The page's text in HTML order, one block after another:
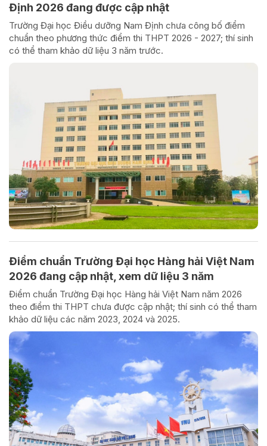
Định 2026 đang được cập nhật
Trường Đại học Điều dưỡng Nam Định chưa công bố điểm
chuẩn theo phương thức điểm thi THPT 2026 - 2027; thí sinh
có thể tham khảo dữ liệu 3 năm trước.
Điểm chuẩn Trường Đại học Hàng hải Việt Nam
2026 đang cập nhật, xem dữ liệu 3 năm
Điểm chuẩn Trường Đại học Hàng hải Việt Nam năm 2026
theo điểm thi THPT chưa được cập nhật; thí sinh có thể tham
khảo dữ liệu các năm 2023, 2024 và 2025.